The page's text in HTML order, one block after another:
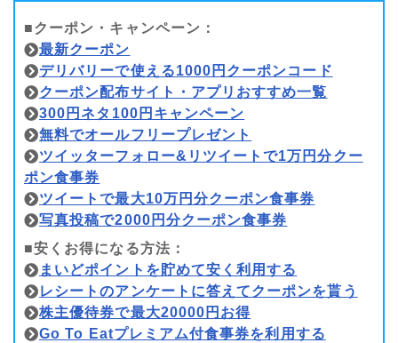
■クーポン・キャンペーン：
最新クーポン
デリバリーで使える1000円クーポンコード
クーポン配布サイト・アプリおすすめ一覧
300円ネタ100円キャンペーン
無料でオールフリープレゼント
ツイッターフォロー&リツイートで1万円分クー
ポン食事券
ツイートで最大10万円分クーポン食事券
写真投稿で2000円分クーポン食事券
■安くお得になる方法：
まいどポイントを貯めて安く利用する
レシートのアンケートに答えてクーポンを貰う
株主優待券で最大20000円お得
Go To Eatプレミアム付食事券を利用する